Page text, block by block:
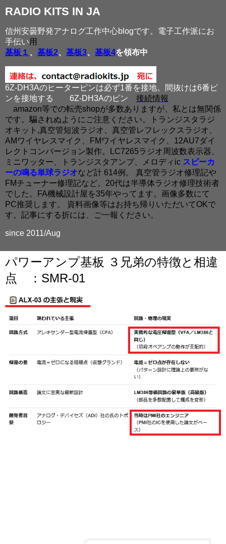
RADIO KITS IN JA
信州安曇野発アナログ工作中心blogです。電子工作派にお
手伝い用
基板１ 、 基板2、 基板3、 基板4を領布中
6Z-DH3Aのヒーターピンは必ず1番を接地。間抜けは6番ピ
ンを接地する
6Z-DH3Aのピン 接続情報
amazon等での転売shopが多数ありますが、私とは無関係
です。騙されぬようにご注意ください。トランジスタラジ
オキット,真空管短波ラジオ、真空管レフレックスラジオ、
AMワイヤレスマイク、FMワイヤレスマイク、12AU7ダイ
レクトコンバージョン製作。LC7265ラジオ周波数表示器、
ミニワッター、トランジスタアンプ、メロディic スピーカ
ーの鳴る単球ラジオなど計 614例。 真空管ラジオ修理記や
FMチューナー修理記など。20代は半導体ラジオ修理技術者
でした。FA機械設計屋を35年やってます。画像多数にて
PC推奨します。 資料画像等はお持ち帰りいただいてOKで
す。記事にする折には、ご一報ください。
since 2011/Aug
パワーアンプ基板 ３兄弟の特徴と相違
点 ：SMR-01